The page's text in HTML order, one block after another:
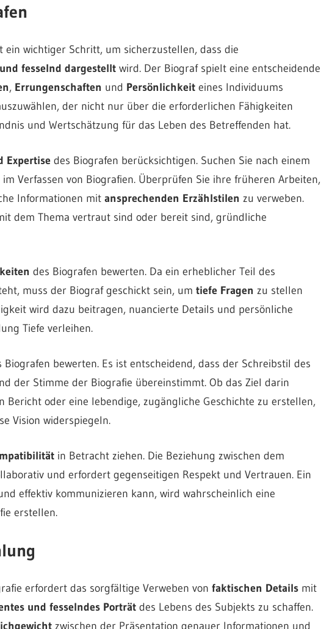
ein wichtiger Schritt, um sicherzustellen, dass die
fesselnd dargestelltwird. Der Biograf spielt eine entscheidende
, Errungenschaften und Persönlichkeiteines Individuums
der nicht nur über die erforderlichen Fähigkeiten
und Wertschätzung für das Leben des Betreffenden hat.
Expertisedes Biografen berücksichtigen. Suchen Sie nach einem
Verfassen von Biografien. Überprüfen Sie ihre früheren Arbeiten,
Informationen mit ansprechenden Erzählstilen zu verweben.
dem Thema vertraut sind oder bereit sind, gründliche
des Biografen bewerten. Da ein erheblicher Teil des
muss der Biograf geschickt sein, um tiefe Fragen zu stellen
wird dazu beitragen, nuancierte Details und persönliche
Tiefe verleihen.
Biografen bewerten. Es ist entscheidend, dass der Schreibstil des
der Stimme der Biografie übereinstimmt. Ob das Ziel darin
Bericht oder eine lebendige, zugängliche Geschichte zu erstellen,
Vision widerspiegeln.
in Betracht ziehen. Die Beziehung zwischen dem
und erfordert gegenseitigen Respekt und Vertrauen. Ein
effektiv kommunizieren kann, wird wahrscheinlich eine
erstellen.
erfordert das sorgfältige Verweben von faktischen Detailsmit
und fesselndes Porträtdes Lebens des Subjekts zu schaffen.
zwischen der Präsentation genauer Informationen und